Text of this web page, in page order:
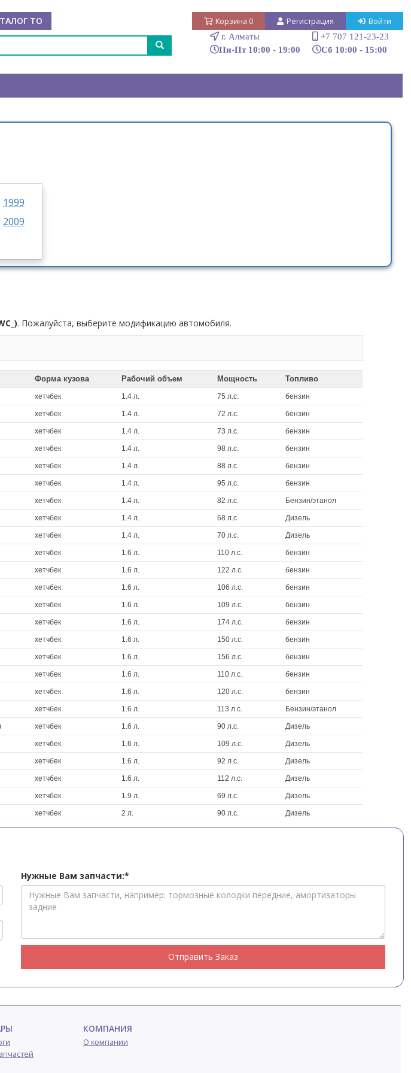
ТО Корзина 0 Регистрация Войти
+7 707 121-23-23
Сб 10:00 - 15:00
г. Алматы
Пн-Пт 10:00 - 19:00
1999
2009
. Пожалуйста, выберите модификацию автомобиля.
Форма кузова Рабочий объем Мощность Топливо
хетчбек 1.4 л. 75 л.с. бензин
хетчбек 1.4 л. 72 л.с. бензин
хетчбек 1.4 л. 73 л.с. бензин
хетчбек 1.4 л. 98 л.с. бензин
хетчбек 1.4 л. 88 л.с. бензин
хетчбек 1.4 л. 95 л.с. бензин
хетчбек 1.4 л. 82 л.с. Бензин/этанол
хетчбек 1.4 л. 68 л.с. Дизель
хетчбек 1.4 л. 70 л.с. Дизель
хетчбек 1.6 л. 110 л.с. бензин
хетчбек 1.6 л. 122 л.с. бензин
хетчбек 1.6 л. 106 л.с. бензин
хетчбек 1.6 л. 109 л.с. бензин
хетчбек 1.6 л. 174 л.с. бензин
хетчбек 1.6 л. 150 л.с. бензин
хетчбек 1.6 л. 156 л.с. бензин
хетчбек 1.6 л. 110 л.с. бензин
хетчбек 1.6 л. 120 л.с. бензин
хетчбек 1.6 л. 113 л.с. Бензин/этанол
хетчбек 1.6 л. 90 л.с. Дизель
хетчбек 1.6 л. 109 л.с. Дизель
хетчбек 1.6 л. 92 л.с. Дизель
хетчбек 1.6 л. 112 л.с. Дизель
хетчбек 1.9 л. 69 л.с. Дизель
хетчбек 2 л. 90 л.с. Дизель
Нужные Вам запчасти:*
Отправить Заказ
КОМПАНИЯ
О компании